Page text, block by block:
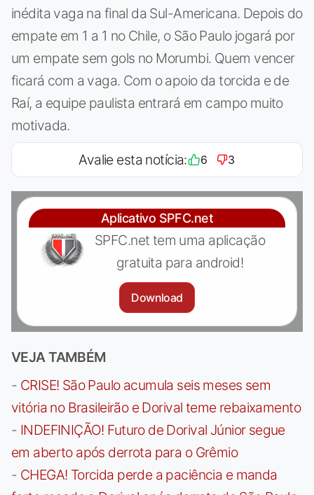
inédita vaga na final da Sul-Americana. Depois do
empate em 1 a 1 no Chile, o São Paulo jogará por
um empate sem gols no Morumbi. Quem vencer
ficará com a vaga. Com o apoio da torcida e de
Raí, a equipe paulista entrará em campo muito
motivada.
Avalie esta notícia: 6 3
Aplicativo SPFC.net
SPFC.net tem uma aplicação
gratuita para android!
Download
VEJA TAMBÉM
- CRISE! São Paulo acumula seis meses sem
vitória no Brasileirão e Dorival teme rebaixamento
- INDEFINIÇÃO! Futuro de Dorival Júnior segue
em aberto após derrota para o Grêmio
- CHEGA! Torcida perde a paciência e manda